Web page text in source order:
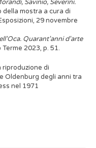
Savinio, Severini.
della mostra a cura di
29 novembre
Quarant'anni d'arte
2023, p. 51.
di
Oldenburg degli anni tra
nel 1971